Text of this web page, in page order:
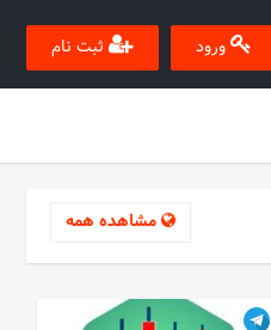
ورود ثبت نام
مشاهده همه